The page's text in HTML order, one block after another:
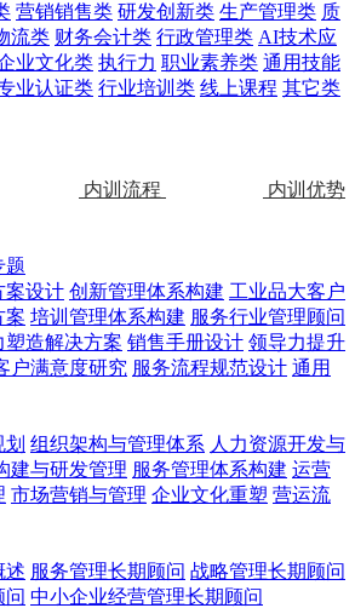
营销销售类 研发创新类 生产管理类 质
流类 财务会计类 行政管理类 AI技术应
业文化类 执行力 职业素养类 通用技能
业认证类 行业培训类 线上课程 其它类
内训流程
内训优势
题
案设计 创新管理体系构建 工业品大客户
案 培训管理体系构建 服务行业管理顾问
塑造解决方案 销售手册设计 领导力提升
户满意度研究 服务流程规范设计 通用
组织架构与管理体系 人力资源开发与
建与研发管理 服务管理体系构建 运营
市场营销与管理 企业文化重塑 营运流
述 服务管理长期顾问 战略管理长期顾问
问 中小企业经营管理长期顾问